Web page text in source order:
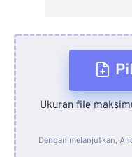
Ukuran file
Dengan melanjutkan,